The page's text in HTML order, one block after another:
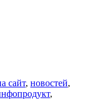
сайт, новостей,
,